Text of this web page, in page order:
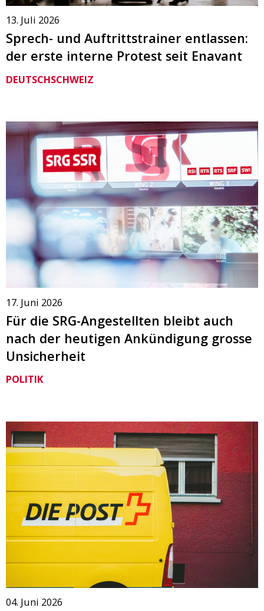
13. Juli 2026
Sprech- und Auftrittstrainer entlassen:
der erste interne Protest seit Enavant
DEUTSCHSCHWEIZ
17. Juni 2026
Für die SRG-Angestellten bleibt auch
nach der heutigen Ankündigung grosse
Unsicherheit
POLITIK
04. Juni 2026